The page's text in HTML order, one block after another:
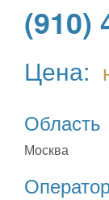
(910)
Цена:
Область
Москва